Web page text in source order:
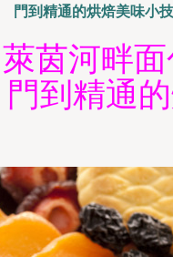
門到精通的烘焙美味小
萊茵河畔
門到精通